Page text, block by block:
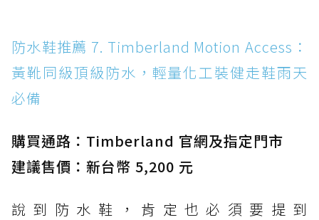
防水鞋推薦 7. Timberland Motion Access：
黃靴同級頂級防水，輕量化工裝健走鞋雨天
必備
購買通路：Timberland 官網及指定門市
建議售價：新台幣 5,200 元
說到防水鞋，肯定也必須要提到